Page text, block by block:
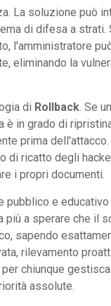
La soluzione può
di difesa a strati.
l'amministratore
eliminando la
di Rollback. Se
è in grado di
prima dell'attacco.
di ricatto degli
i propri documenti.
pubblico e
più a sperare che il
sapendo
rilevamento
chiunque
assolute.